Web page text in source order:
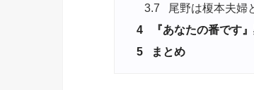
3.7
尾野は榎本夫婦
4
『あなたの番です
5
まとめ